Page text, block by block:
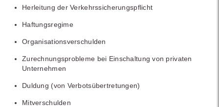
Herleitung der Verkehrssicherungspflicht
Haftungsregime
Organisationsverschulden
Zurechnungsprobleme bei Einschaltung von privaten
Unternehmen
Duldung (von Verbotsübertretungen)
Mitverschulden